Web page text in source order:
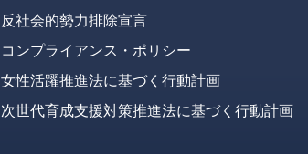
反社会的勢力排除宣言
コンプライアンス・ポリシー
女性活躍推進法に基づく行動計画
次世代育成支援対策推進法に基づく行動計画